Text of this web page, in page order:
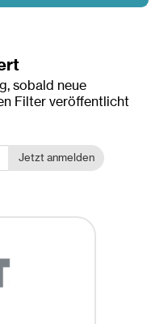
sobald neue
Filter veröffentlicht
Jetzt anmelden